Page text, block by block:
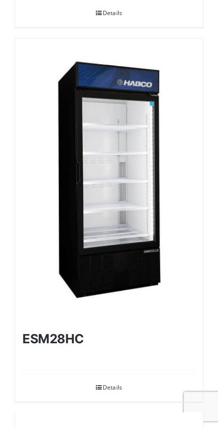
Details
ESM28HC
Details